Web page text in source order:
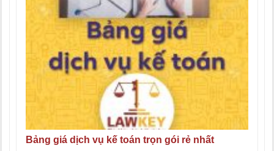
Bảng giá dịch vụ kế toán trọn gói rẻ nhất